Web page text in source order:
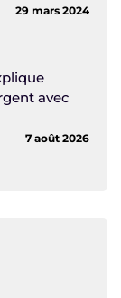
29 mars 2024
avec
7 août 2026